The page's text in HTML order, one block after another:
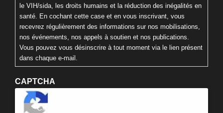
le VIH/sida, les droits humains et la réduction des inégalités en
santé. En cochant cette case et en vous inscrivant, vous
recevrez régulièrement des informations sur nos mobilisations,
nos événements, nos appels à soutien et nos publications.
Vous pouvez vous désinscrire à tout moment via le lien présent
dans chaque e-mail.
CAPTCHA
Cliquez pour accepter la validation reCaptcha.